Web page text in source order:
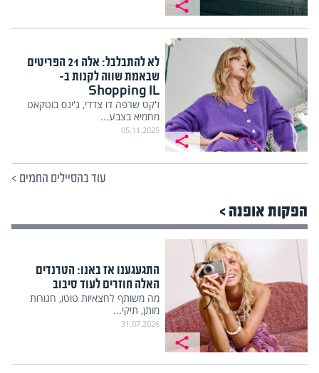
לא להתבלבל: אלה 21 הפריטים
שבאמת שווה לקנות ב-
Shopping IL
ז'קט שרפה דו צדדי, ג'ינס בוטקאט
מחמיא בצבע...
05.11.2025
עוד בהסיילים החמים >
הפקות אופנה >
התגעגענו אז באנו: הטרנדים
האלה חוזרים לעוד סיבוב
מה משותף לחצאיות טוטו, חגורות
מותן, תיקי...
31.07.2026